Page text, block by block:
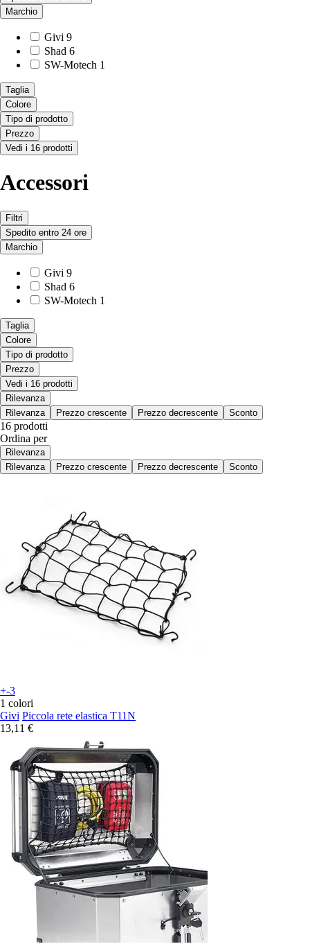
Marchio
Givi 9
Shad 6
SW-Motech 1
Taglia
Colore
Tipo di prodotto
Prezzo
Vedi i 16 prodotti
Accessori
Filtri
Spedito entro 24 ore
Marchio
Givi 9
Shad 6
SW-Motech 1
Taglia
Colore
Tipo di prodotto
Prezzo
Vedi i 16 prodotti
Rilevanza
Rilevanza
Prezzo crescente Prezzo decrescente Sconto
16 prodotti
Ordina per
Rilevanza
Rilevanza
Prezzo crescente Prezzo decrescente Sconto
+-3
1 colori
Givi Piccola rete elastica T11N
13,11 €